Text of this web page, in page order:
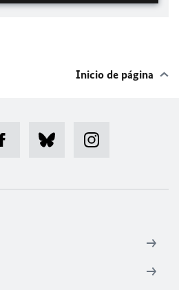
Inicio de página